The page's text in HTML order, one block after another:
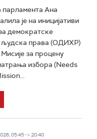
Ана
је на иницијативи
демократске
људска права (ОДИХР)
за процену
избора (Needs
05:45 -> 20:40